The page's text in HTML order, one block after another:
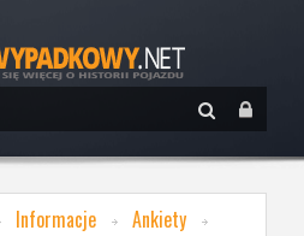
Informacje
Ankiety